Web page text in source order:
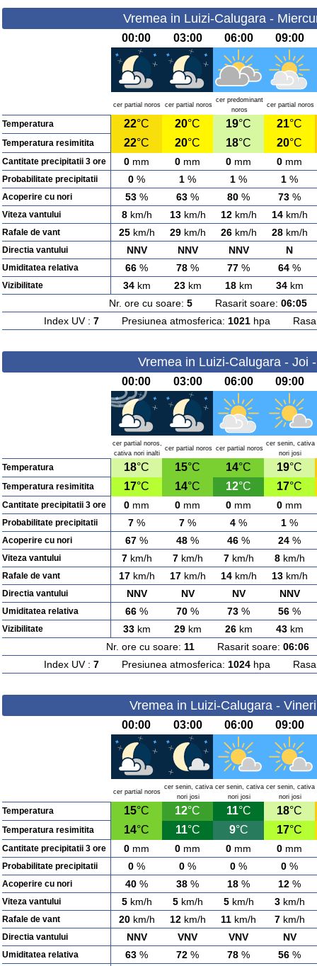
Vremea in Luizi-Calugara -
00:00 03:00 06:00 09:00
cer partial noros cer partial noros
cer predominant
noros
cer partial noros
Temperatura 22°C 20°C 19°C 21°C
Temperatura resimitita 22°C 20°C 18°C 20°C
Cantitate precipitatii 3 ore 0 mm 0 mm 0 mm 0 mm
Probabilitate precipitatii 0 % 1 % 1 % 1 %
Acoperire cu nori 53 % 63 % 80 % 73 %
Viteza vantului 8km/h 13km/h 12km/h 14km/h
Rafale de vant 25km/h 29km/h 26km/h 28km/h
Directia vantului NNV NNV NNV N
Umiditatea relativa 66 % 78 % 77 % 64 %
Vizibilitate 34km 23km 18km 34km
Nr. ore cu soare: 5Rasarit soare: 06:05
Index UV : 7Presiunea atmosferica: 1021hpa
Vremea in Luizi-Calugara - Joi
00:00 03:00 06:00 09:00
cer partial noros,
cativa nori inalti
cer partial noros cer partial noros
cer senin, cativa
nori josi
Temperatura 18°C 15°C 14°C 19°C
Temperatura resimitita 17°C 14°C 12°C 17°C
Cantitate precipitatii 3 ore 0 mm 0 mm 0 mm 0 mm
Probabilitate precipitatii 7 % 7 % 4 % 1 %
Acoperire cu nori 67 % 48 % 46 % 24 %
Viteza vantului 7km/h 7km/h 7km/h 8km/h
Rafale de vant 17km/h 17km/h 14km/h 13km/h
Directia vantului NNV NV NV NNV
Umiditatea relativa 66 % 70 % 73 % 56 %
Vizibilitate 33km 29km 26km 43km
Nr. ore cu soare: 11 Rasarit soare: 06:06
Index UV : 7Presiunea atmosferica: 1024hpa
Vremea in Luizi-Calugara -
00:00 03:00 06:00 09:00
cer partial noros
cer senin, cativa
nori josi
cer senin, cativa
nori josi
cer senin, cativa
nori josi
Temperatura 15°C 12°C 11°C 18°C
Temperatura resimitita 14°C 11°C 9°C 17°C
Cantitate precipitatii 3 ore 0 mm 0 mm 0 mm 0 mm
Probabilitate precipitatii 0 % 0 % 0 % 0 %
Acoperire cu nori 40 % 38 % 18 % 12 %
Viteza vantului 5km/h 5km/h 5km/h 3km/h
Rafale de vant 20km/h 12km/h 11 km/h 7km/h
Directia vantului NNV VNV VNV NV
Umiditatea relativa 63 % 72 % 78 % 56 %